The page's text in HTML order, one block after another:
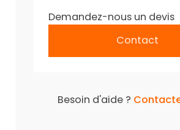
Demandez-nous un devis
Contact
Besoin d'aide ?